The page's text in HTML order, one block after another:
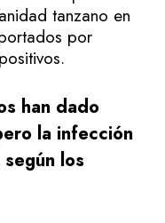
tanzano en
por
han dado
la infección
los